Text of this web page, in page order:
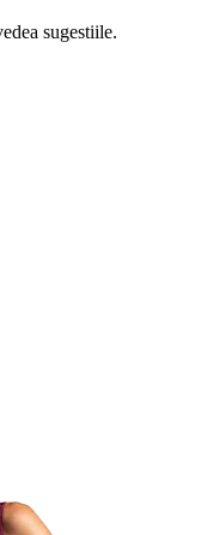
sugestiile.